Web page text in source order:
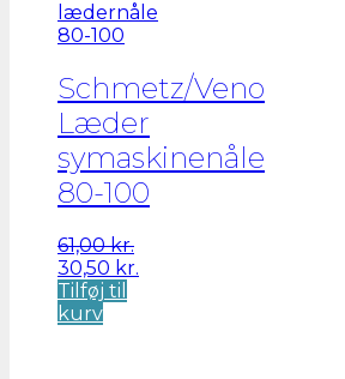
Schmetz/Veno
Læder
symaskinenåle
80-100
61,00kr.
Den
oprindelige
pris
30,50 kr.
Tilføj til
kurv